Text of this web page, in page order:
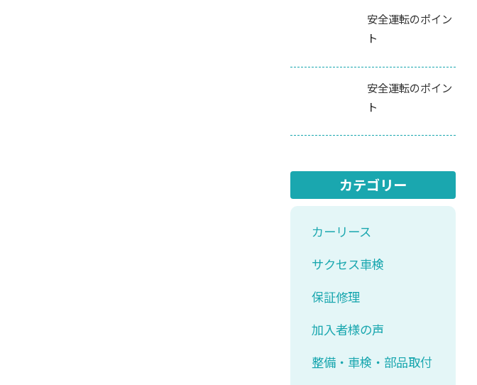
安全運転のポイン
ト
安全運転のポイン
ト
カテゴリー
カーリース
サクセス車検
保証修理
加入者様の声
整備・車検・部品取付